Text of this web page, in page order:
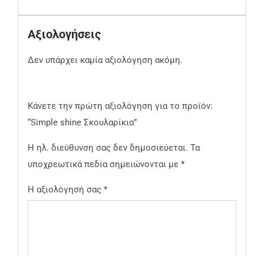
Αξιολογήσεις
Δεν υπάρχει καμία αξιολόγηση ακόμη.
Κάνετε την πρώτη αξιολόγηση για το προϊόν:
“Simple shine Σκουλαρίκια”
Η ηλ. διεύθυνση σας δεν δημοσιεύεται. Τα
υποχρεωτικά πεδία σημειώνονται με *
Η αξιολόγησή σας *